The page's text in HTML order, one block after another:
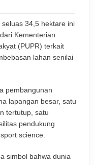
34,5 hektare ini
Kementerian
(PUPR) terkait
lahan senilai
pembangunan
lapangan besar, satu
tertutup, satu
pendukung
science.
simbol bahwa dunia